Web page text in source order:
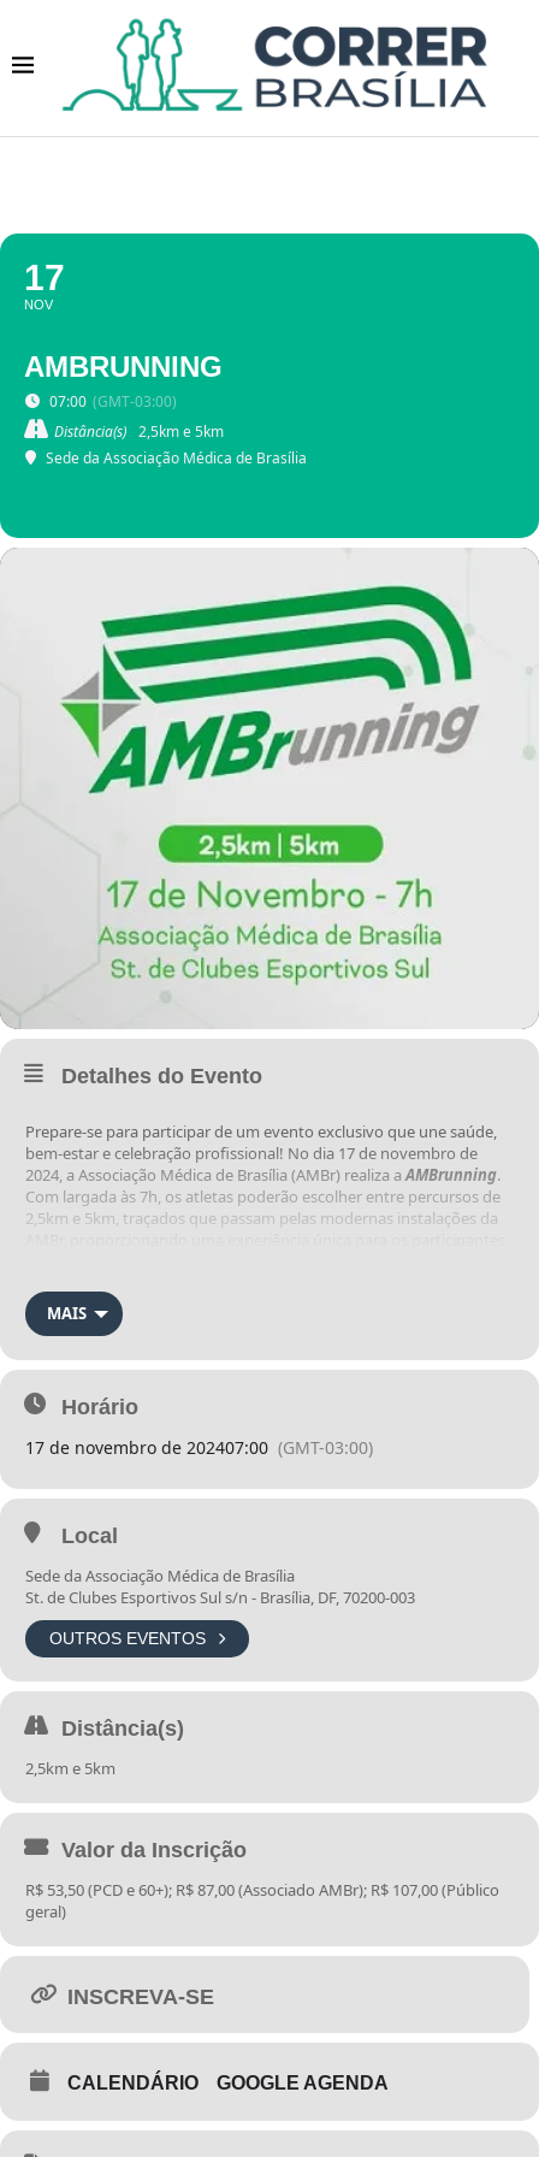
17
NOV
AMBRUNNING
07:00 (GMT-03:00)
Distância(s) 2,5km e 5km
Sede da Associação Médica de Brasília
Detalhes do Evento
Prepare-se para participar de um evento exclusivo que une saúde,
bem-estar e celebração profissional! No dia 17 de novembro de
2024, a Associação Médica de Brasília (AMBr) realiza a AMBrunning.
Com largada às 7h, os atletas poderão escolher entre percursos de
2,5km e 5km, traçados que passam pelas modernas instalações da
A corrida faz parte das comemorações do Dia do Médico, celebrado
em outubro, e busca promover a integração e o espírito esportivo
Venha celebrar o cuidado com a saúde de forma ativa, em um
ambiente de cooperação e incentivo à qualidade de vida.
Não perca a oportunidade de correr, explorar novos cenários e
fortalecer seu bem-estar!
A entrega dos kits será realizada no dia 16 de Novembro, Sábado,
das 10h às 19h
Local:Sede da Associação Médica de Brasília
O kit atleta será composto por:
Camiseta alusiva ao evento;
Número de peito com chip de cronometragem;
Fotos grátis do evento
MAIS
Horário
17 de novembro de 202407:00 (GMT-03:00)
Local
Sede da Associação Médica de Brasília
St. de Clubes Esportivos Sul s/n - Brasília, DF, 70200-003
OUTROS EVENTOS
Distância(s)
2,5km e 5km
Valor da Inscrição
R$ 53,50 (PCD e 60+); R$ 87,00 (Associado AMBr); R$ 107,00 (Público
geral)
INSCREVA-SE
CALENDÁRIO GOOGLE AGENDA